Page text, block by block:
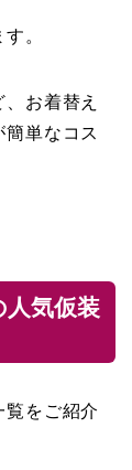
。
お着替え
単なコス
気仮装
をご紹介